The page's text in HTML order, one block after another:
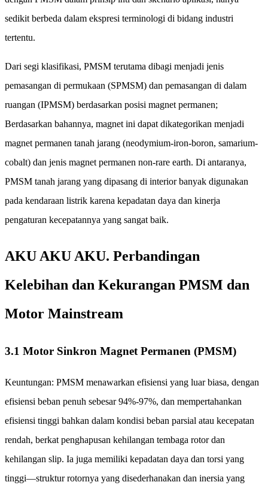
sedikit berbeda dalam ekspresi terminologi di bidang industri
tertentu.
Dari segi klasifikasi, PMSM terutama dibagi menjadi jenis
pemasangan di permukaan (SPMSM) dan pemasangan di dalam
ruangan (IPMSM) berdasarkan posisi magnet permanen;
Berdasarkan bahannya, magnet ini dapat dikategorikan menjadi
magnet permanen tanah jarang (neodymium-iron-boron, samarium-
cobalt) dan jenis magnet permanen non-rare earth. Di antaranya,
PMSM tanah jarang yang dipasang di interior banyak digunakan
pada kendaraan listrik karena kepadatan daya dan kinerja
pengaturan kecepatannya yang sangat baik.
AKU AKU AKU. Perbandingan
Kelebihan dan Kekurangan PMSM dan
Motor Mainstream
3.1 Motor Sinkron Magnet Permanen (PMSM)
Keuntungan: PMSM menawarkan efisiensi yang luar biasa, dengan
efisiensi beban penuh sebesar 94%-97%, dan mempertahankan
efisiensi tinggi bahkan dalam kondisi beban parsial atau kecepatan
rendah, berkat penghapusan kehilangan tembaga rotor dan
kehilangan slip. Ia juga memiliki kepadatan daya dan torsi yang
tinggi—struktur rotornya yang disederhanakan dan inersia yang